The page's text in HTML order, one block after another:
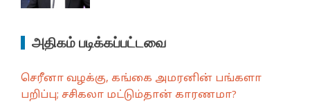
அதிகம் படிக்கப்பட்டவை
செரீனா வழக்கு, கங்கை அமரனின் பங்களா
பறிப்பு; சசிகலா மட்டும்தான் காரணமா?